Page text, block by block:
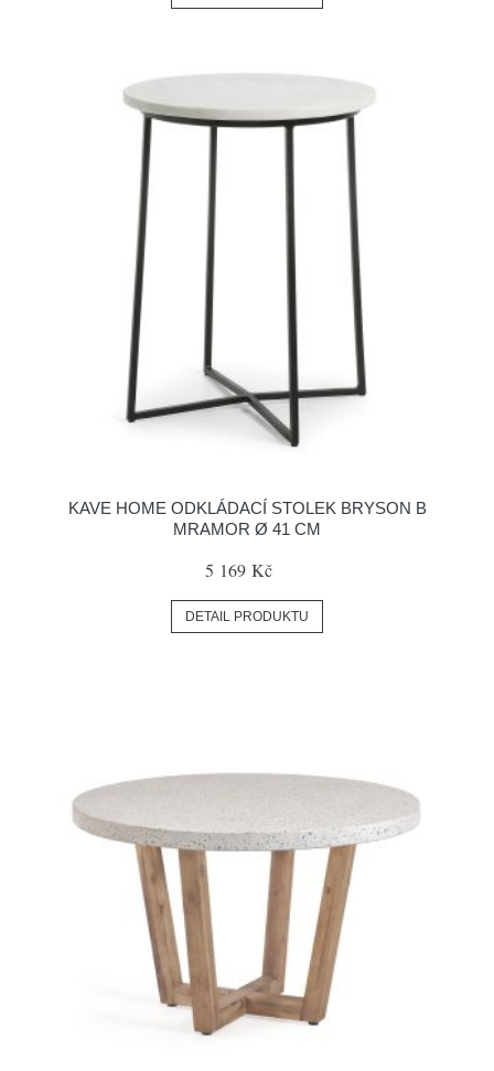
KAVE HOME ODKLÁDACÍ STOLEK BRYSON B
MRAMOR Ø 41 CM
5 169 Kč
DETAIL PRODUKTU